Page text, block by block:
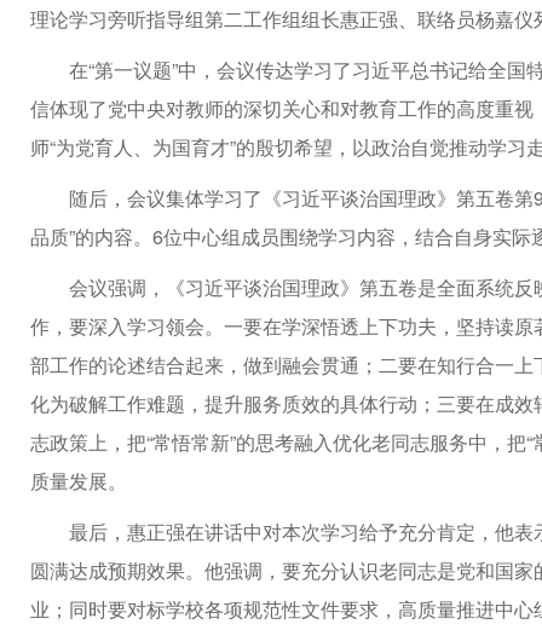
理论学习旁听指导组第二工作组组长惠正强、联络员杨嘉
在“第一议题”中，会议传达学习了习近平总书记给全
信体现了党中央对教师的深切关心和对教育工作的高度重
师“为党育人、为国育才”的殷切希望，以政治自觉推动学习
随后，会议集体学习了《习近平谈治国理政》第五卷
品质”的内容。6位中心组成员围绕学习内容，结合自身实际
会议强调，《习近平谈治国理政》第五卷是全面系统
作，要深入学习领会。一要在学深悟透上下功夫，坚持读
部工作的论述结合起来，做到融会贯通；二要在知行合一
化为破解工作难题，提升服务质效的具体行动；三要在成
志政策上，把“常悟常新”的思考融入优化老同志服务中，
质量发展。
最后，惠正强在讲话中对本次学习给予充分肯定，他
圆满达成预期效果。他强调，要充分认识老同志是党和国
业；同时要对标学校各项规范性文件要求，高质量推进中